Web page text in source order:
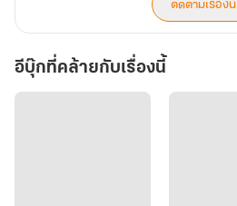
ติดตามเรื่องนี้
อีบุ๊กที่คล้ายกับเรื่องนี้